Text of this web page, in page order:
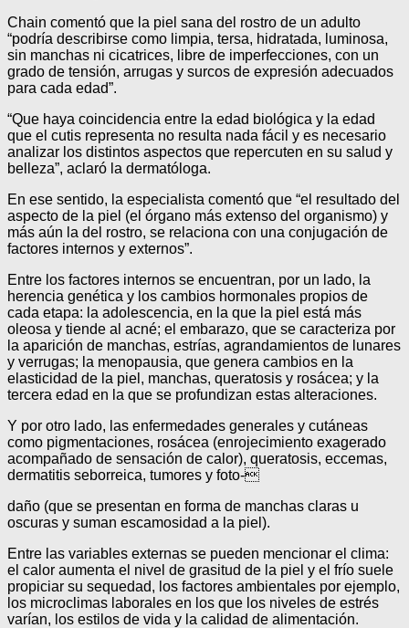
Chain comentó que la piel sana del rostro de un adulto
“podría describirse como limpia, tersa, hidratada, luminosa,
sin manchas ni cicatrices, libre de imperfecciones, con un
grado de tensión, arrugas y surcos de expresión adecuados
para cada edad”.
“Que haya coincidencia entre la edad biológica y la edad
que el cutis representa no resulta nada fácil y es necesario
analizar los distintos aspectos que repercuten en su salud y
belleza”, aclaró la dermatóloga.
En ese sentido, la especialista comentó que “el resultado del
aspecto de la piel (el órgano más extenso del organismo) y
más aún la del rostro, se relaciona con una conjugación de
factores internos y externos”.
Entre los factores internos se encuentran, por un lado, la
herencia genética y los cambios hormonales propios de
cada etapa: la adolescencia, en la que la piel está más
oleosa y tiende al acné; el embarazo, que se caracteriza por
la aparición de manchas, estrías, agrandamientos de lunares
y verrugas; la menopausia, que genera cambios en la
elasticidad de la piel, manchas, queratosis y rosácea; y la
tercera edad en la que se profundizan estas alteraciones.
Y por otro lado, las enfermedades generales y cutáneas
como pigmentaciones, rosácea (enrojecimiento exagerado
acompañado de sensación de calor), queratosis, eccemas,
dermatitis seborreica, tumores y foto-
daño (que se presentan en forma de manchas claras u
oscuras y suman escamosidad a la piel).
Entre las variables externas se pueden mencionar el clima:
el calor aumenta el nivel de grasitud de la piel y el frío suele
propiciar su sequedad, los factores ambientales por ejemplo,
los microclimas laborales en los que los niveles de estrés
varían, los estilos de vida y la calidad de alimentación.